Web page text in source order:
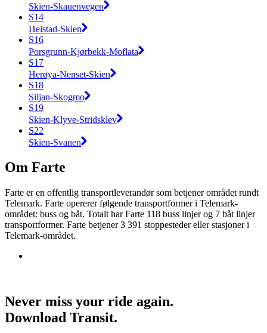
Skien-Skauenvegen
S14
Heistad-Skien
S16
Porsgrunn-Kjørbekk-Moflata
S17
Herøya-Nenset-Skien
S18
Siljan-Skogmo
S19
Skien-Klyve-Stridsklev
S22
Skien-Svanen
Om Farte
Farte er en offentlig transportleverandør som betjener området rundt
Telemark. Farte opererer følgende transportformer i Telemark-
området: buss og båt. Totalt har Farte 118 buss linjer og 7 båt linjer
transportformer. Farte betjener 3 391 stoppesteder eller stasjoner i
Telemark-området.
Never miss your ride again.
Download Transit.